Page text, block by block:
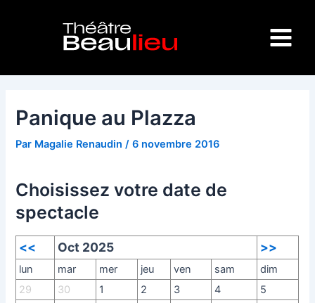
Menu
Panique au Plazza
Par Magalie Renaudin/6 novembre 2016
Choisissez votre date de
spectacle
<< Oct 2025 >>
lun mar mer jeu ven sam
dim
29
30 1 2 3 4
5